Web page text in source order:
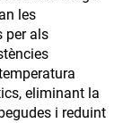
les
per als
eliminant la
i reduint